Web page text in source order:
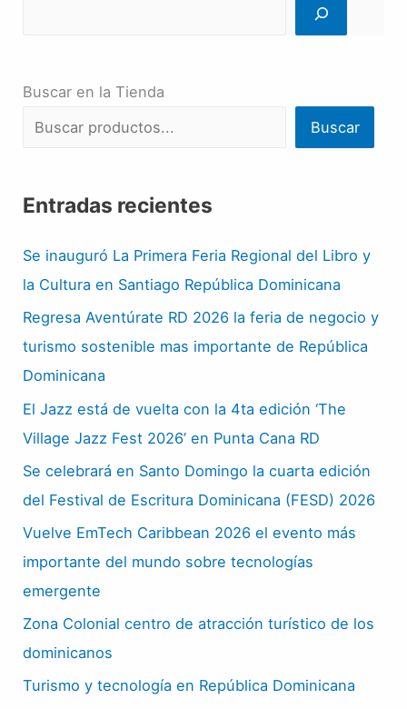
Buscar en la Tienda
Buscar
Entradas recientes
Se inauguró La Primera Feria Regional del Libro y
la Cultura en Santiago República Dominicana
Regresa Aventúrate RD 2026 la feria de negocio y
turismo sostenible mas importante de República
Dominicana
El Jazz está de vuelta con la 4ta edición ‘The
Village Jazz Fest 2026’ en Punta Cana RD
Se celebrará en Santo Domingo la cuarta edición
del Festival de Escritura Dominicana (FESD) 2026
Vuelve EmTech Caribbean 2026 el evento más
importante del mundo sobre tecnologías
emergente
Zona Colonial centro de atracción turístico de los
dominicanos
Turismo y tecnología en República Dominicana